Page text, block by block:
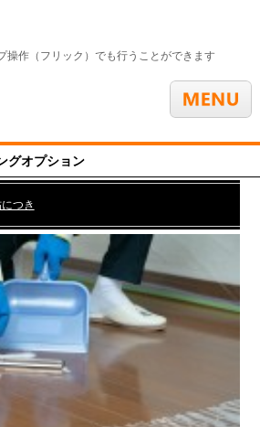
操作（フリック）でも行うことができます
グオプション
つき